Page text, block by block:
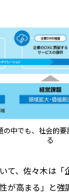
の中でも、社会的
る
て、佐々木は「
が高まる」と強